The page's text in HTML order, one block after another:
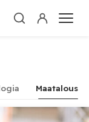
Maatalous